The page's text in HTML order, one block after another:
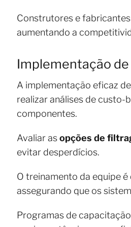
Construtores e
aumentando a
Implementação
A implementação eficaz
realizar análises de custo-
componentes.
Avaliar asopções de
evitar desperdícios.
O treinamento da equipe
assegurando que os
Programas de